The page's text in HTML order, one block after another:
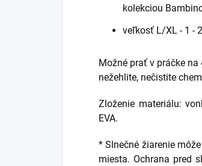
kolekciou
veľkosť L/XL - 1 -
Možné prať v práčke na
nežehlite, nečistite
Zloženie materiálu:
EVA.
* Slnečné žiarenie
miesta. Ochrana pred